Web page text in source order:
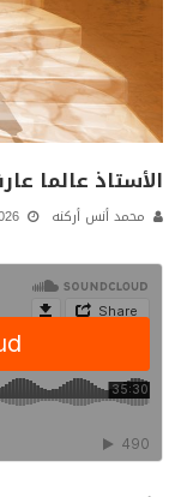
الأستاذ عالما
محمد أنس أركنه